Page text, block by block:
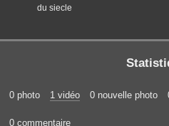
du siecle
0 photo 1 vidéo 0 nouvelle photo
0 commentaire